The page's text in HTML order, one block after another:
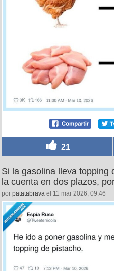
21
Si la gasolina lleva topping
la cuenta en dos plazos,
por patatabrava el 11 mar 2026, 09:46